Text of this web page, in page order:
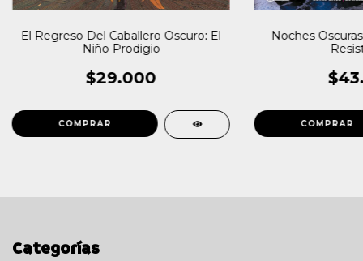
El Regreso Del Caballero Oscuro: El
Niño Prodigio
$29.000
Noches
Categorías